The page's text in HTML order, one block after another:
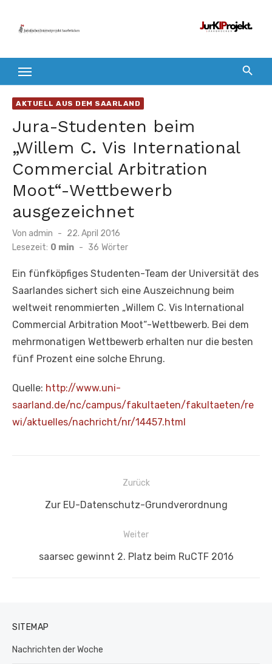
Inhalt
AKTUELL AUS DEM SAARLAND
Jura-Studenten beim
„Willem C. Vis International
Commercial Arbitration
Moot“-Wettbewerb
ausgezeichnet
Von admin
Veröffentlicht
am
22. April 2016
Lesezeit: 0 min - 36 Wörter
Ein fünfköpfiges Studenten-Team der Universität des
Saarlandes sichert sich eine Auszeichnung beim
weltweit renommierten „Willem C. Vis International
Commercial Arbitration Moot“-Wettbewerb. Bei dem
mehrmonatigen Wettbewerb erhalten nur die besten
fünf Prozent eine solche Ehrung.
Quelle: http://www.uni-
saarland.de/nc/campus/fakultaeten/fakultaeten/re
wi/aktuelles/nachricht/nr/14457.html
Beitragsnavigation
Zurück
Vorheriger
Zur EU-Datenschutz-Grundverordnung
Weiter
Nächster
saarsec gewinnt 2. Platz beim RuCTF 2016
SITEMAP
Nachrichten der Woche